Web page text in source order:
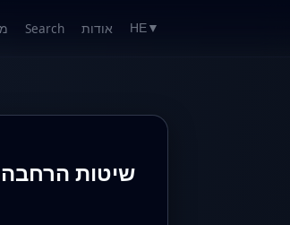
Search אודות HE ▼
שיטות הרחבה